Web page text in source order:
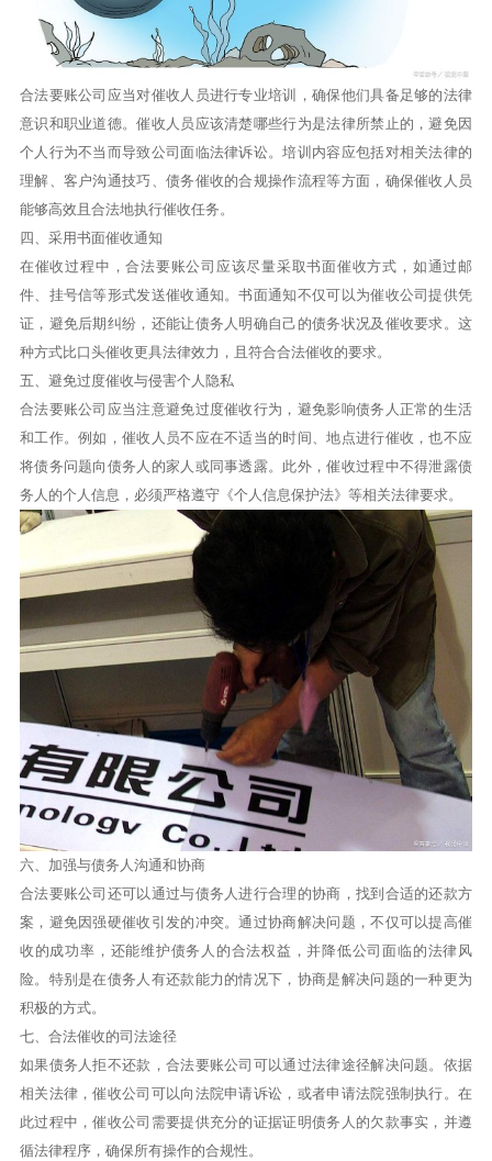
合法要账公司应当对催收人员进行专业培训，确保他们具备足够的法律
意识和职业道德。催收人员应该清楚哪些行为是法律所禁止的，避免因
个人行为不当而导致公司面临法律诉讼。培训内容应包括对相关法律的
理解、客户沟通技巧、债务催收的合规操作流程等方面，确保催收人员
能够高效且合法地执行催收任务。
四、采用书面催收通知
在催收过程中，合法要账公司应该尽量采取书面催收方式，如通过邮
件、挂号信等形式发送催收通知。书面通知不仅可以为催收公司提供凭
证，避免后期纠纷，还能让债务人明确自己的债务状况及催收要求。这
种方式比口头催收更具法律效力，且符合合法催收的要求。
五、避免过度催收与侵害个人隐私
合法要账公司应当注意避免过度催收行为，避免影响债务人正常的生活
和工作。例如，催收人员不应在不适当的时间、地点进行催收，也不应
将债务问题向债务人的家人或同事透露。此外，催收过程中不得泄露债
务人的个人信息，必须严格遵守《个人信息保护法》等相关法律要求。
六、加强与债务人沟通和协商
合法要账公司还可以通过与债务人进行合理的协商，找到合适的还款方
案，避免因强硬催收引发的冲突。通过协商解决问题，不仅可以提高催
收的成功率，还能维护债务人的合法权益，并降低公司面临的法律风
险。特别是在债务人有还款能力的情况下，协商是解决问题的一种更为
积极的方式。
七、合法催收的司法途径
如果债务人拒不还款，合法要账公司可以通过法律途径解决问题。依据
相关法律，催收公司可以向法院申请诉讼，或者申请法院强制执行。在
此过程中，催收公司需要提供充分的证据证明债务人的欠款事实，并遵
循法律程序，确保所有操作的合规性。